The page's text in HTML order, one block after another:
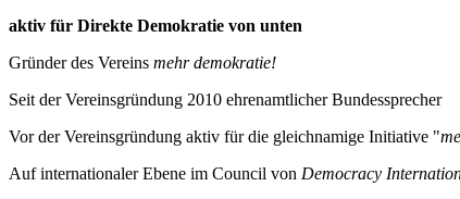
aktiv für Direkte Demokratie von unten
Gründer des Vereins mehr demokratie!
Seit der Vereinsgründung 2010 ehrenamtlicher Bundessprecher
Vor der Vereinsgründung aktiv für die gleichnamige Initiative "
Auf internationaler Ebene im Council von Democracy